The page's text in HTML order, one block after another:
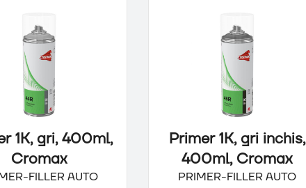
1K, gri, 400ml,
Cromax
FILLER AUTO
Primer 1K, gri inchis,
400ml, Cromax
PRIMER-FILLER AUTO